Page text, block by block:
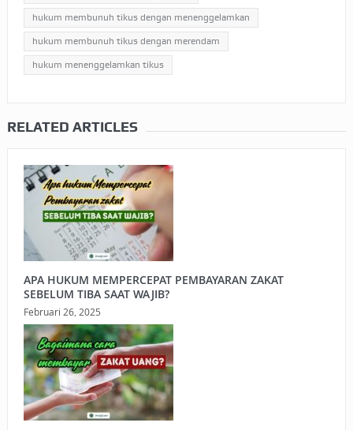
hukum membunuh tikus dengan menenggelamkan
hukum membunuh tikus dengan merendam
hukum menenggelamkan tikus
RELATED ARTICLES
APA HUKUM MEMPERCEPAT PEMBAYARAN ZAKAT
SEBELUM TIBA SAAT WAJIB?
Februari 26, 2025